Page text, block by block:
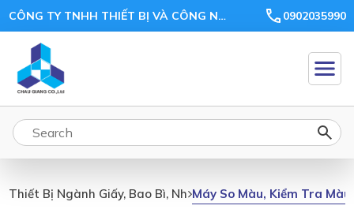
CÔNG TY TNHH THIẾT BỊ VÀ CÔNG NGHỆ CHÂU GIANG 0902035990
Thiết Bị Ngành Giấy, Bao Bì, Nhựa, GỗMáy So Màu, Kiểm Tra Màu